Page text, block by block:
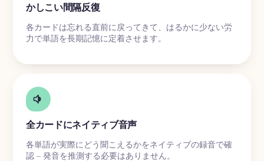
かしこい間隔反復
各カードは忘れる直前に戻ってきて、はるかに少ない労
力で単語を長期記憶に定着させます。
全カードにネイティブ音声
各単語が実際にどう聞こえるかをネイティブの録音で確
認 – 発音を推測する必要はありません。